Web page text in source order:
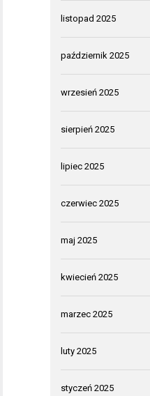
listopad 2025
październik 2025
wrzesień 2025
sierpień 2025
lipiec 2025
czerwiec 2025
maj 2025
kwiecień 2025
marzec 2025
luty 2025
styczeń 2025